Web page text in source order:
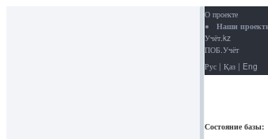
О проекте
Наши
Учёт.kz
ПОБ.Учёт
Рус | Қаз | Eng
Состояние базы: